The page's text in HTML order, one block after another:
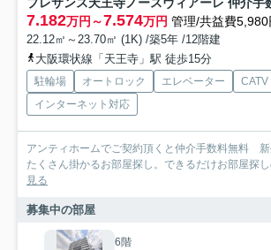
7.182万円～7.574万円 管理/共益費
22.12㎡～23.70㎡ (1K) /築5年 /12階建
大阪環状線「天王寺」駅 徒歩15分
駐輪場 オートロック エレベーター CATV
インターネット対応
アンティホームでご契約頂くと仲介手数料無料
たくさん掛かるお部屋探し。できるだけお部屋探し
見る
募集中の部屋
6階